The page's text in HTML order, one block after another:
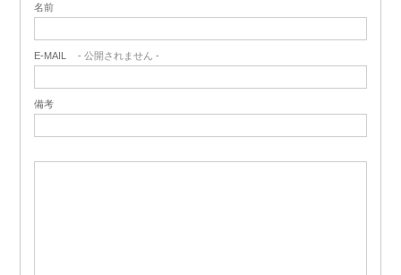
名前
E-MAIL - 公開されません -
備考